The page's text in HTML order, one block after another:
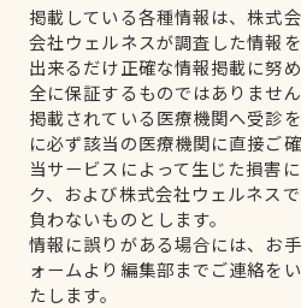
掲載している各種情報は、株式
会社ウェルネスが調査した情報
出来るだけ正確な情報掲載に努
全に保証するものではありません
掲載されている医療機関へ受診
に必ず該当の医療機関に直接ご確
当サービスによって生じた損害
ク、および株式会社ウェルネス
負わないものとします。
情報に誤りがある場合には、お
ォームより編集部までご連絡を
たします。